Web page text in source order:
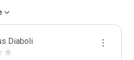
Diaboli